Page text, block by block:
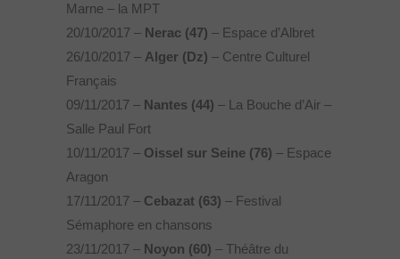
Marne – la MPT
20/10/2017 – Nerac (47) – Espace d’Albret
26/10/2017 – Alger (Dz) – Centre Culturel
Français
09/11/2017 – Nantes (44) – La Bouche d’Air –
Salle Paul Fort
10/11/2017 – Oissel sur Seine (76) – Espace
Aragon
17/11/2017 – Cebazat (63) – Festival
Sémaphore en chansons
23/11/2017 – Noyon (60) – Théâtre du